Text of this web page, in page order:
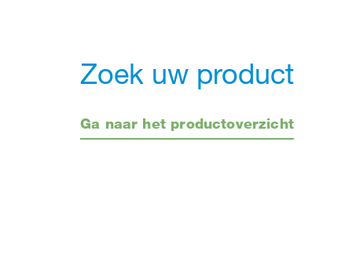
Zoek uw product
Ga naar het productoverzicht